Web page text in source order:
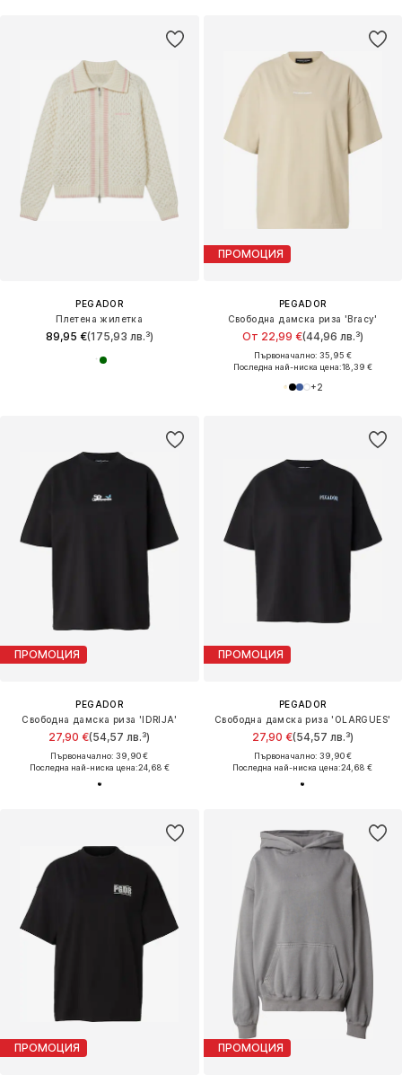
PEGADOR
Плетена жилетка
89,95 €(175,93 лв.³)
ПРОМОЦИЯ
PEGADOR
Свободна дамска риза 'Bracy'
От 22,99 €(44,96 лв.³)
Първоначално: 35,95 €
Последна най-ниска цена:18,39 €
+2
ПРОМОЦИЯ
PEGADOR
Свободна дамска риза 'IDRIJA'
27,90 €(54,57 лв.³)
Първоначално: 39,90 €
Последна най-ниска цена:24,68 €
ПРОМОЦИЯ
PEGADOR
Свободна дамска риза 'OLARGUES'
27,90 €(54,57 лв.³)
Първоначално: 39,90 €
Последна най-ниска цена:24,68 €
ПРОМОЦИЯ ПРОМОЦИЯ